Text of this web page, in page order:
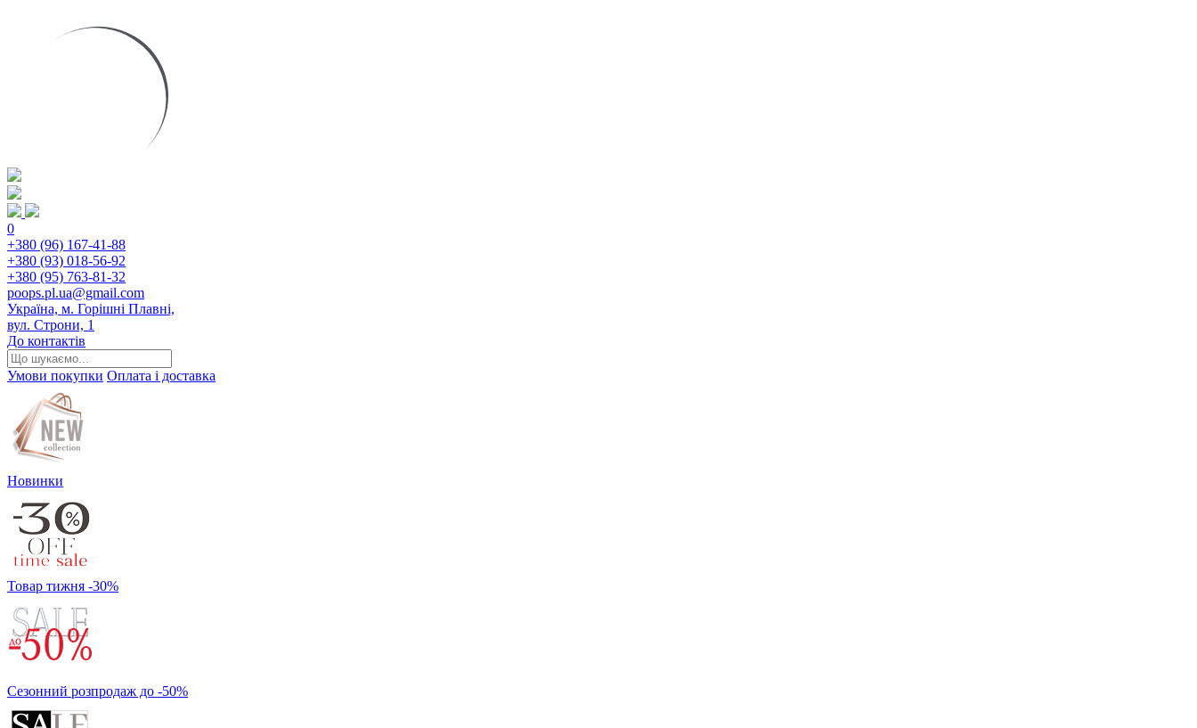
0
+380 (96) 167-41-88
+380 (93) 018-56-92
+380 (95) 763-81-32
poops.pl.ua@gmail.com
Україна, м. Горішні Плавні,
вул. Строни, 1
До контактів
Умови покупки Оплата і доставка
Новинки
Товар тижня -30%
Сезонний розпродаж до -50%